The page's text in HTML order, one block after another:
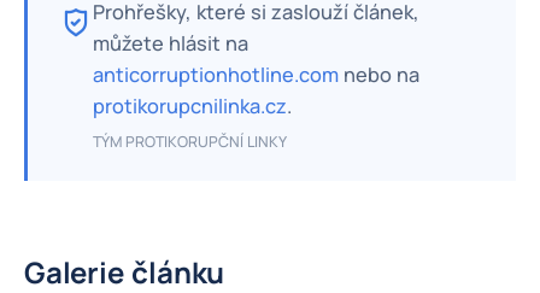
Prohřešky, které si zaslouží článek,
můžete hlásit na
anticorruptionhotline.com nebo na
protikorupcnilinka.cz.
TÝM PROTIKORUPČNÍ LINKY
Galerie článku